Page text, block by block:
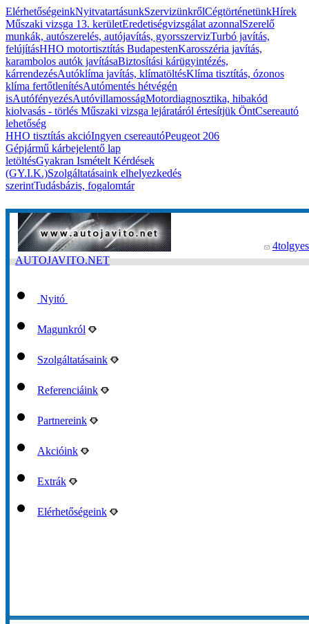
ElérhetőségeinkNyitvatartásunkSzervizünkrőlCégtörténetünkHírek
Műszaki vizsga 13. kerületEredetiségvizsgálat azonnalSzerelő
munkák, autószerelés, autójavítás, gyorsszervizTurbó javítás,
felújításHHO motortisztítás BudapestenKarosszéria javítás,
karambolos autók javításaBiztosítási kárügyintézés,
kárrendezésAutóklíma javítás, klímatöltésKlíma tisztítás, ózonos
klíma fertőtlenítésAutómentés hétvégén
isAutófényezésAutóvillamosságMotordiagnosztika, hibakód
kiolvasás - törlés Műszaki vizsga lejáratáról értesítjük ÖntCsereautó
lehetőség
HHO tisztítás akcióIngyen csereautóPeugeot 206
Gépjármű kárbejelentő lap
letöltésGyakran Ismételt Kérdések
(GY.I.K.)Szolgáltatásaink elhelyezkedés
szerintTudásbázis, fogalomtár
AUTOJAVITO.NET
Nyitó
Magunkról
Szolgáltatásaink
Referenciáink
Partnereink
Akcióink
Extrák
Elérhetőségeink